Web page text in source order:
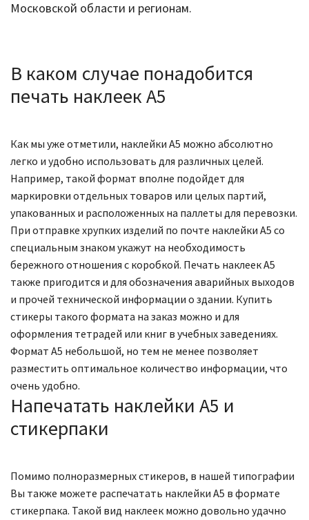
Московской области и регионам.
В каком случае понадобится
печать наклеек А5
Как мы уже отметили, наклейки А5 можно абсолютно
легко и удобно использовать для различных целей.
Например, такой формат вполне подойдет для
маркировки отдельных товаров или целых партий,
упакованных и расположенных на паллеты для перевозки.
При отправке хрупких изделий по почте наклейки А5 со
специальным знаком укажут на необходимость
бережного отношения с коробкой. Печать наклеек А5
также пригодится и для обозначения аварийных выходов
и прочей технической информации о здании. Купить
стикеры такого формата на заказ можно и для
оформления тетрадей или книг в учебных заведениях.
Формат А5 небольшой, но тем не менее позволяет
разместить оптимальное количество информации, что
очень удобно.
Напечатать наклейки А5 и
стикерпаки
Помимо полноразмерных стикеров, в нашей типографии
Вы также можете распечатать наклейки А5 в формате
стикерпака. Такой вид наклеек можно довольно удачно